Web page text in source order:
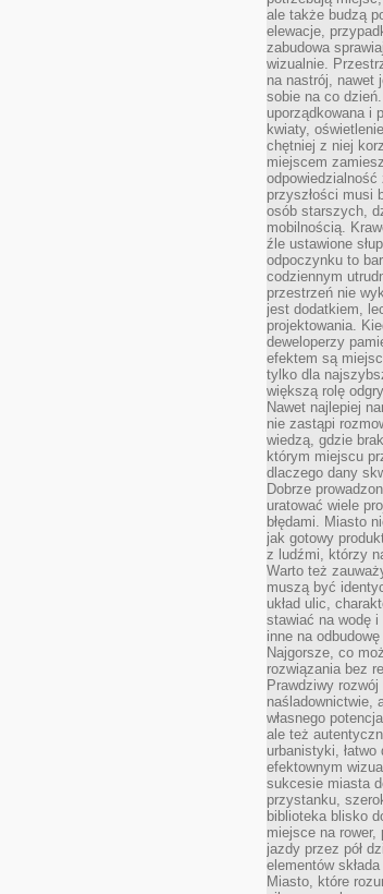
ale także budzą
elewacje,
zabudowa
wizualnie.
na nastrój, nawet
sobie na co
uporządkowana i
kwiaty,
chętniej z niej
miejscem
przyszłości musi
osób starszych,
mobilnością.
źle ustawione
odpoczynku to
codziennym
przestrzeń nie
jest dodatkiem,
projektowania.
deweloperzy
efektem są
tylko dla
większą rolę
Nawet najlepiej
nie zastąpi
wiedzą, gdzie
którym miejscu
dlaczego dany
Dobrze
uratować wiele
błędami. Miasto
jak gotowy
z ludźmi, którzy
Warto też
muszą być
układ ulic,
stawiać na wodę
inne na
Najgorsze, co
rozwiązania bez
Prawdziwy
naśladownictwie,
własnego
ale też
urbanistyki,
efektownym
sukcesie miasta
przystanku,
biblioteka blisko
miejsce na
jazdy przez pół
elementów
Miasto, które